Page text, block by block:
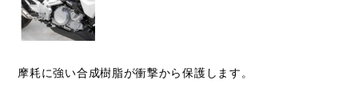
摩耗に強い合成樹脂が衝撃から保護します。